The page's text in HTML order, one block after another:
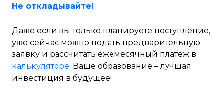
Не откладывайте!
Даже если вы только планируете поступление,
уже сейчас можно подать предварительную
заявку и рассчитать ежемесячный платеж в
калькуляторе. Ваше образование – лучшая
инвестиция в будущее!